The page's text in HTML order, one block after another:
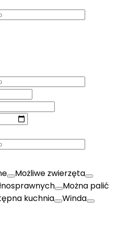
Możliwe zwierzęta
Można palić
kuchnia
Winda